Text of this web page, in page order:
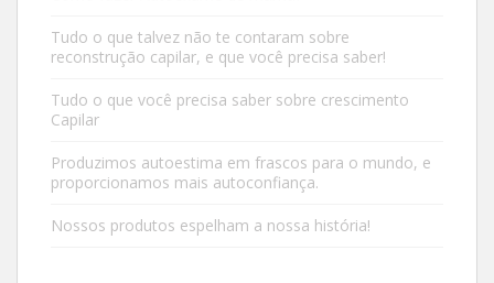
Tudo o que talvez não te contaram sobre
reconstrução capilar, e que você precisa saber!
Tudo o que você precisa saber sobre crescimento
Capilar
Produzimos autoestima em frascos para o mundo, e
proporcionamos mais autoconfiança.
Nossos produtos espelham a nossa história!